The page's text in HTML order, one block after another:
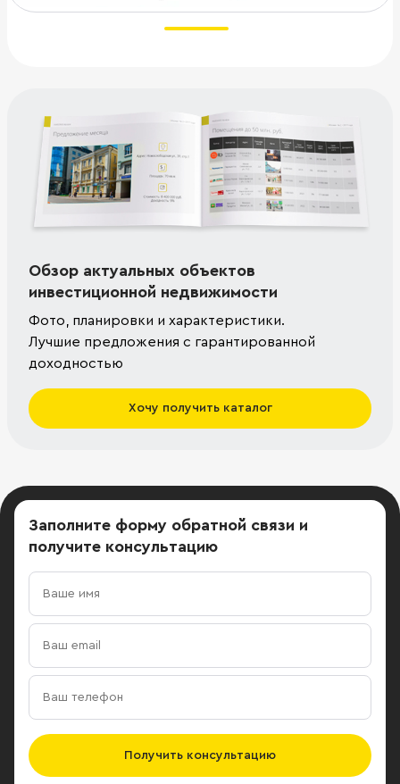
Обзор актуальных объектов
инвестиционной недвижимости
Фото, планировки и характеристики.
Лучшие предложения с гарантированной
доходностью
Хочу получить каталог
Заполните форму обратной связи и
получите консультацию
Получить консультацию